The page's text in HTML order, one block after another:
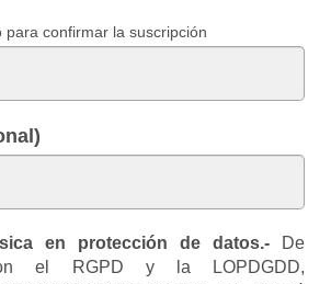
para confirmar la suscripción
en protección de datos.- De
el RGPD y la LOPDGDD,